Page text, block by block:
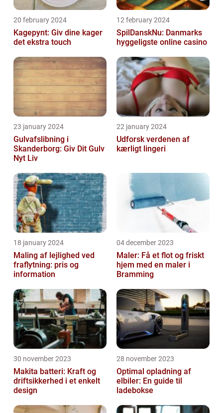
20 february 2024
Kagepynt: Giv dine kager
det ekstra touch
12 february 2024
SpilDanskNu: Danmarks
hyggeligste online casino
23 january 2024
Gulvafslibning i
Skanderborg: Giv Dit Gulv
Nyt Liv
22 january 2024
Udforsk verdenen af
kærligt lingeri
18 january 2024
Maling af lejlighed ved
fraflytning: pris og
information
04 december 2023
Maler: Få et flot og friskt
hjem med en maler i
Bramming
30 november 2023
Makita batteri: Kraft og
driftsikkerhed i et enkelt
design
28 november 2023
Optimal opladning af
elbiler: En guide til
ladebokse